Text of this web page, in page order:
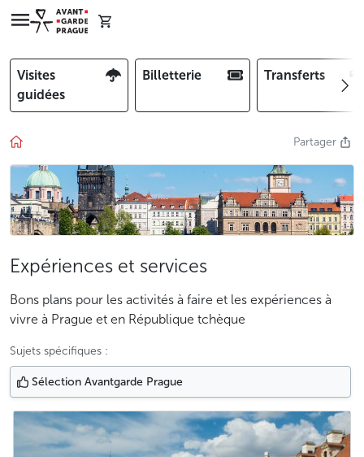
Visites
guidées
Billetterie Transferts
Partager
Expériences et services
Bons plans pour les activités à faire et les expériences à
vivre à Prague et en République tchèque
Sujets spécifiques :
Sélection Avantgarde Prague